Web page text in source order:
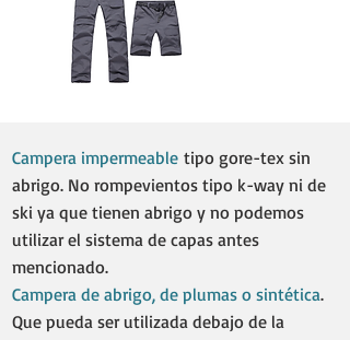
Campera impermeable tipo gore-tex sin
abrigo. No rompevientos tipo k-way ni de
ski ya que tienen abrigo y no podemos
utilizar el sistema de capas antes
mencionado.
Campera de abrigo, de plumas o sintética.
Que pueda ser utilizada debajo de la